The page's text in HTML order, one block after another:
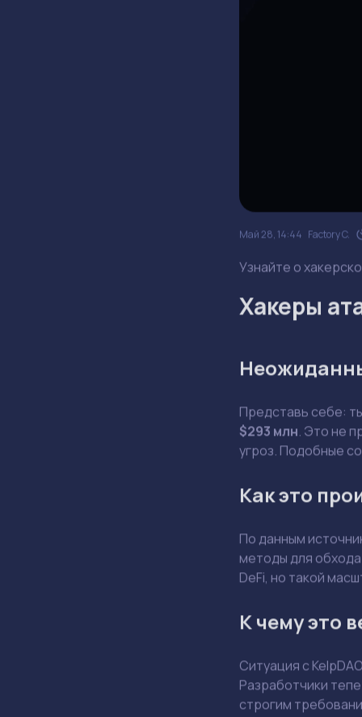
Май 28, 14:44 Factory C.
Узнайте о
Хакеры
Представь себе:
$293 млн . Это не
угроз. Подобные
Как это
По данным
методы для
DeFi, но такой
К чему это
Ситуация с
Разработчики
строгим